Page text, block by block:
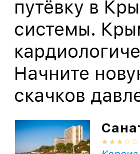
путёвку в
системы.
Начните
скачков